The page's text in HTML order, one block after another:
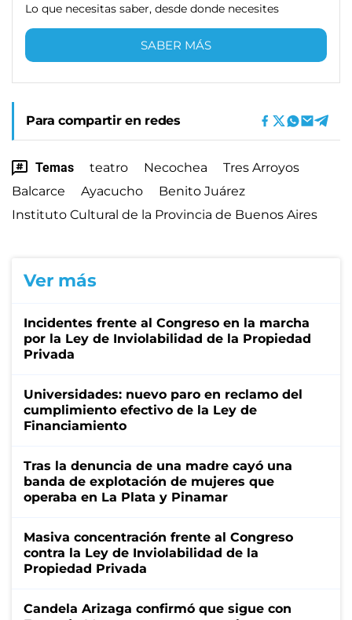
Lo que necesitas saber, desde donde necesites
SABER MÁS
Para compartir en redes
Temas teatro Necochea
Tres Arroyos
Balcarce
Ayacucho
Benito Juárez
Instituto Cultural de la Provincia de Buenos Aires
Ver más
Incidentes frente al Congreso en la marcha
por la Ley de Inviolabilidad de la Propiedad
Privada
Universidades: nuevo paro en reclamo del
cumplimiento efectivo de la Ley de
Financiamiento
Tras la denuncia de una madre cayó una
banda de explotación de mujeres que
operaba en La Plata y Pinamar
Masiva concentración frente al Congreso
contra la Ley de Inviolabilidad de la
Propiedad Privada
Candela Arizaga confirmó que sigue con